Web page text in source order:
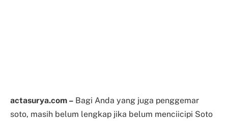
actasurya.com – Bagi Anda yang juga penggemar
soto, masih belum lengkap jika belum menciicipi Soto